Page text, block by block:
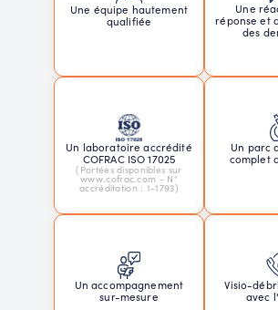
Une équipe hautement
qualifiée
Une
réponse et
des
Un laboratoire accrédité
COFRAC ISO 17025
(Portées disponibles sur
www.cofrac.com - N°
accréditation : 1-1793)
Un parc
complet
Un accompagnement
sur-mesure
Visio-
avec